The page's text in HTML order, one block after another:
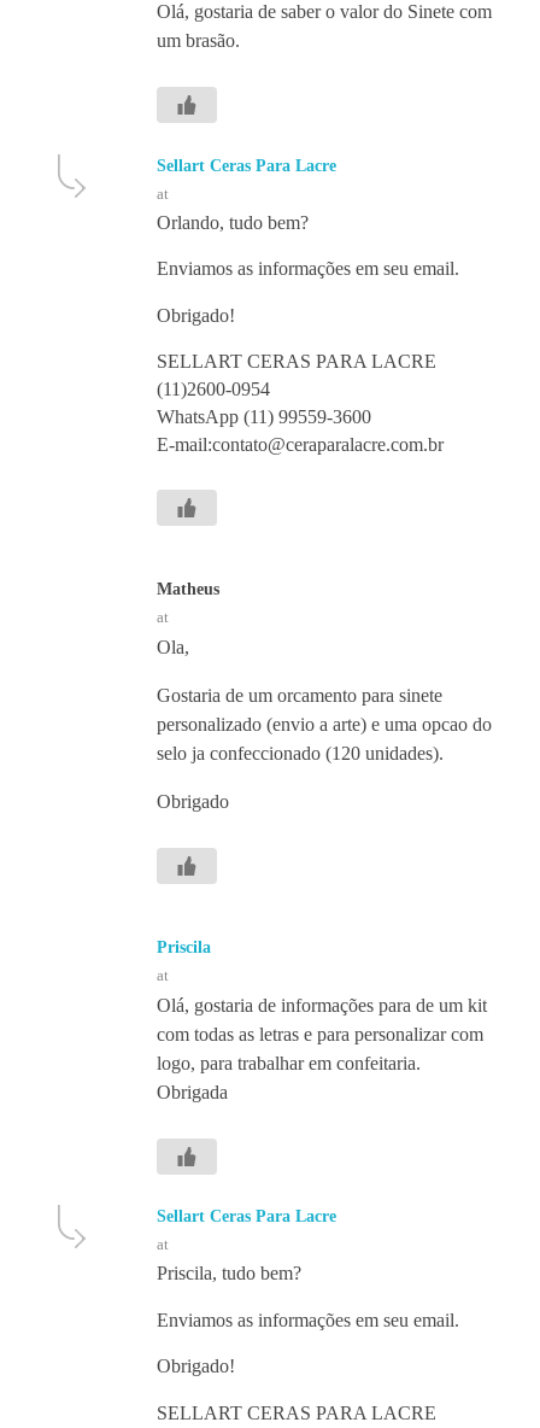
Olá, gostaria de saber o valor do Sinete com
um brasão.
Sellart Ceras Para Lacre
at
Orlando, tudo bem?
Enviamos as informações em seu email.
Obrigado!
SELLART CERAS PARA LACRE
(11)2600-0954
WhatsApp (11) 99559-3600
E-mail:contato@ceraparalacre.com.br
Matheus
at
Ola,
Gostaria de um orcamento para sinete
personalizado (envio a arte) e uma opcao do
selo ja confeccionado (120 unidades).
Obrigado
Priscila
at
Olá, gostaria de informações para de um kit
com todas as letras e para personalizar com
logo, para trabalhar em confeitaria.
Obrigada
Sellart Ceras Para Lacre
at
Priscila, tudo bem?
Enviamos as informações em seu email.
Obrigado!
SELLART CERAS PARA LACRE